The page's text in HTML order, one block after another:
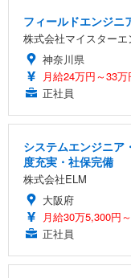
フィールドエンジニ
株式会社マイスター
神奈川県
月給24万円～33万
正社員
システムエンジニア
度充実・社保完備
株式会社ELM
大阪府
月給30万5,300円
正社員